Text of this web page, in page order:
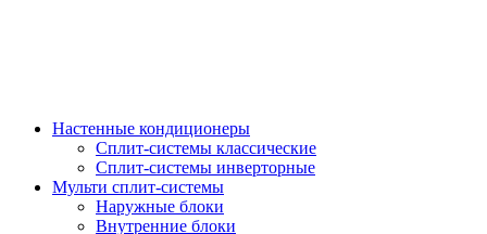
Настенные кондиционеры
Сплит-системы классические
Сплит-системы инверторные
Мульти сплит-системы
Наружные блоки
Внутренние блоки